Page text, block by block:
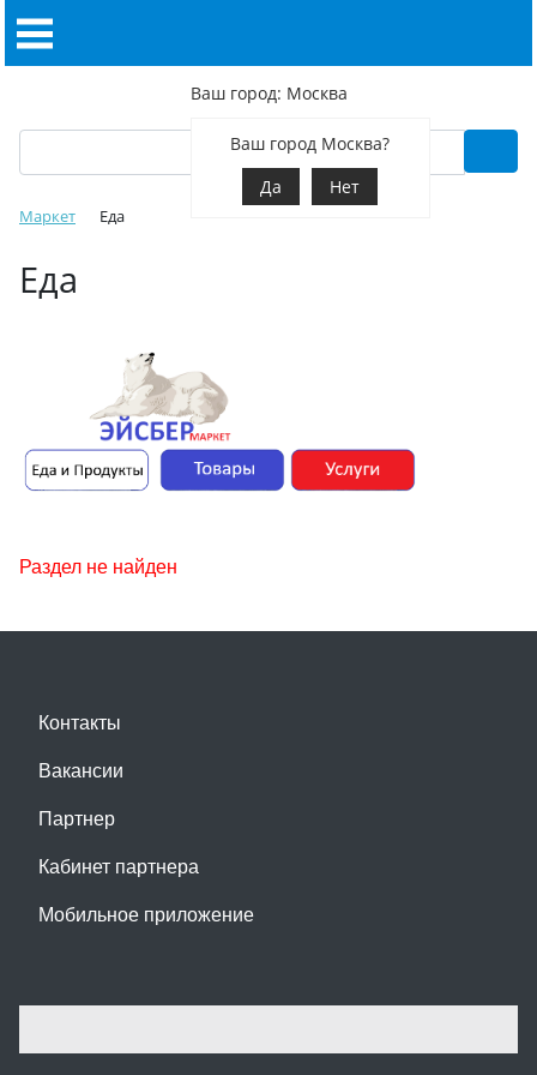
Ваш город: Москва
Ваш город Москва?
Да
Нет
Маркет Еда
Еда
Раздел не найден
Контакты
Вакансии
Партнер
Кабинет партнера
Мобильное приложение